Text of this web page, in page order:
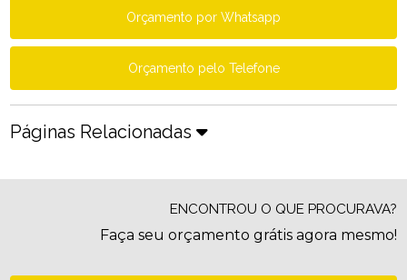
Orçamento por Whatsapp
Orçamento pelo Telefone
Páginas Relacionadas
ENCONTROU O QUE PROCURAVA?
Faça seu orçamento grátis agora mesmo!